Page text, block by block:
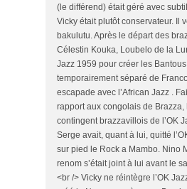
(le différend) était géré avec
Vicky était plutôt conservateur. Il
bakulutu. Après le départ des
Célestin Kouka, Loubelo de la
Jazz 1959 pour créer les
temporairement séparé de
escapade avec l’African Jazz .
rapport aux congolais de Brazza,
contingent brazzavillois de l’OK
Serge avait, quant à lui, quitté
sur pied le Rock a Mambo. Nino
renom s’était joint à lui avant le
<br /> Vicky ne réintègre l’OK